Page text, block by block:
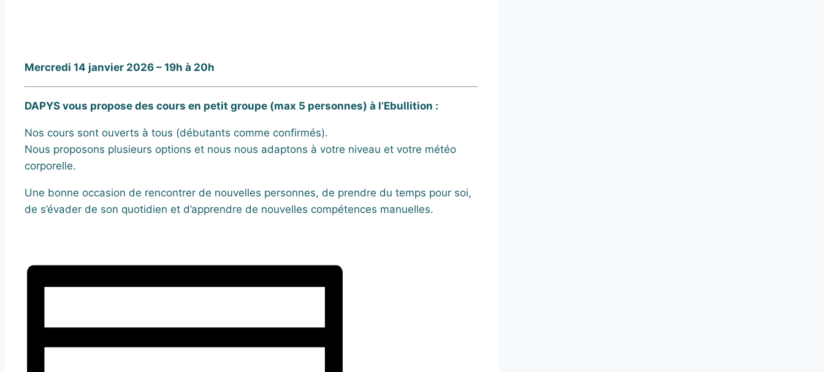
Mercredi 14 janvier 2026 – 19h à 20h
DAPYS vous propose des cours en petit groupe (max 5 personnes) à l’Ebullition :
Nos cours sont ouverts à tous (débutants comme confirmés).
Nous proposons plusieurs options et nous nous adaptons à votre niveau et votre météo
corporelle.
Une bonne occasion de rencontrer de nouvelles personnes, de prendre du temps pour soi,
de s’évader de son quotidien et d’apprendre de nouvelles compétences manuelles.